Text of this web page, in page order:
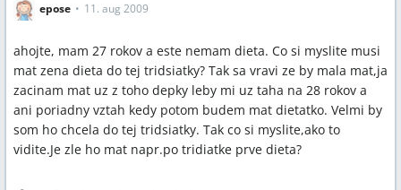
epose 11. aug 2009
ahojte, mam 27 rokov a este nemam dieta. Co si myslite musi
mat zena dieta do tej tridsiatky? Tak sa vravi ze by mala mat,ja
zacinam mat uz z toho depky leby mi uz taha na 28 rokov a
ani poriadny vztah kedy potom budem mat dietatko. Velmi by
som ho chcela do tej tridsiatky. Tak co si myslite,ako to
vidite.Je zle ho mat napr.po tridiatke prve dieta?